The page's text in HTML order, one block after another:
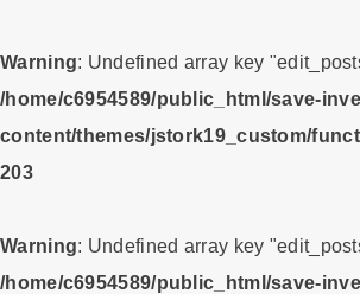
Warning: Undefined array key
/home/c6954589/public_html/save-
content/themes/jstork19_custom/
203
Warning: Undefined array key
/home/c6954589/public_html/save-